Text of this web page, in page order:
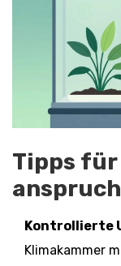
Tipps für
Kontrollierte
Klimakammer